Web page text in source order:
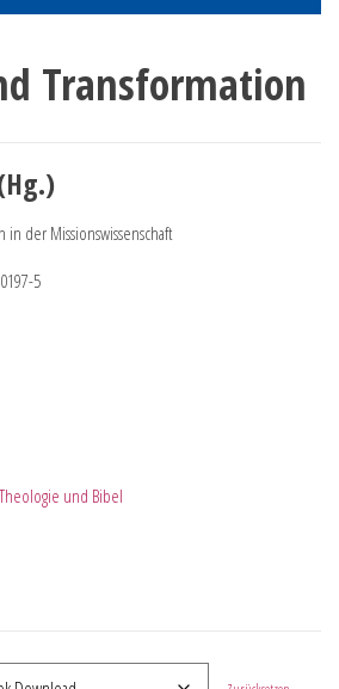
Transformation
der Missionswissenschaft
5
und Bibel